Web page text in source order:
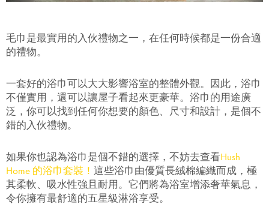
毛巾是最實用的入伙禮物之一，在任何時候都是一份合適
的禮物。
一套好的浴巾可以大大影響浴室的整體外觀。因此，浴巾
不僅實用，還可以讓屋子看起來更豪華。浴巾的用途廣
泛，你可以找到任何你想要的顏色、尺寸和設計，是個不
錯的入伙禮物。
如果你也認為浴巾是個不錯的選擇，不妨去查看Hush
Home 的浴巾套裝！ 這些浴巾由優質長絨棉編織而成，極
其柔軟、吸水性強且耐用。它們將為浴室增添奢華氣息，
令你擁有最舒適的五星級淋浴享受。